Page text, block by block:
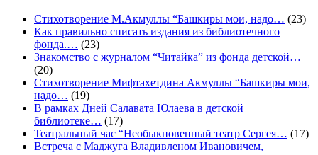
Стихотворение М.Акмуллы “Башкиры мои, надо… (23)
Как правильно списать издания из библиотечного
фонда.… (23)
Знакомство с журналом “Читайка” из фонда детской…
(20)
Стихотворение Мифтахетдина Акмуллы “Башкиры мои,
надо… (19)
В рамках Дней Салавата Юлаева в детской
библиотеке… (17)
Театральный час “Необыкновенный театр Сергея… (17)
Встреча с Маджуга Владивленом Ивановичем,